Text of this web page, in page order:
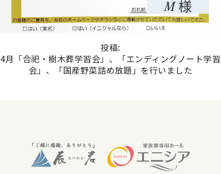
投稿:
4月「合祀・樹木葬学習会」、「エンディングノート学習
会」、「国産野菜詰め放題」を行いました